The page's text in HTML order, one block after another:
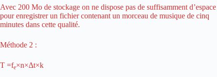
Avec 200 Mo de stockage on ne dispose pas de suffisamment d’espace
pour enregistrer un fichier contenant un morceau de musique de cinq
minutes dans cette qualité.
Méthode 2 :
T =fe×n×Δt×k